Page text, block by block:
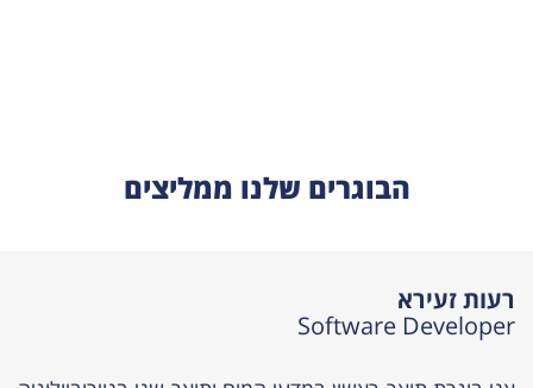
הבוגרים שלנו ממליצים
רעות זעירא
Software Developer